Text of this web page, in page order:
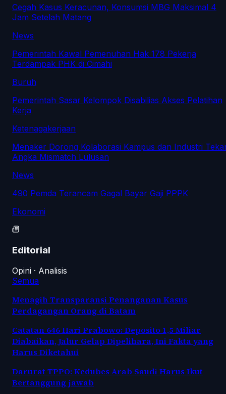
Cegah Kasus Keracunan, Konsumsi MBG Maksimal 4
Jam Setelah Matang
News
Pemerintah Kawal Pemenuhan Hak 178 Pekerja
Terdampak PHK di Cimahi
Buruh
Pemerintah Sasar Kelompok Disabilias Akses Pelatihan
Kerja
Ketenagakerjaan
Menaker Dorong Kolaborasi Kampus dan Industri
Angka Mismatch Lulusan
News
490 Pemda Terancam Gagal Bayar Gaji PPPK
Ekonomi
Editorial
Opini · Analisis
Semua
Menagih Transparansi Penanganan Kasus
Perdagangan Orang di Batam
Catatan 646 Hari Prabowo: Deposito 1,5 Miliar
Diabaikan, Jalur Gelap Dipelihara, Ini Fakta yang
Harus Diketahui
Darurat TPPO: Kedubes Arab Saudi Harus Ikut
Bertanggung jawab